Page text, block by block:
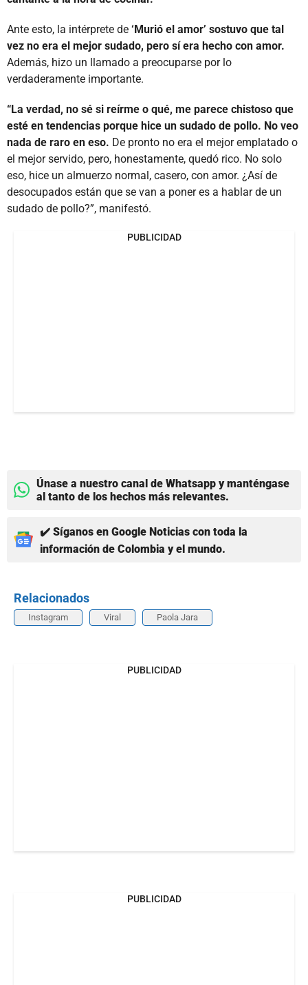
Ante esto, la intérprete de ‘Murió el amor’ sostuvo que tal
vez no era el mejor sudado, pero sí era hecho con amor.
Además, hizo un llamado a preocuparse por lo
verdaderamente importante.
“La verdad, no sé si reírme o qué, me parece chistoso que
esté en tendencias porque hice un sudado de pollo. No veo
nada de raro en eso. De pronto no era el mejor emplatado o
el mejor servido, pero, honestamente, quedó rico. No solo
eso, hice un almuerzo normal, casero, con amor. ¿Así de
desocupados están que se van a poner es a hablar de un
sudado de pollo?”, manifestó.
PUBLICIDAD
Únase a nuestro canal de Whatsapp y manténgase
al tanto de los hechos más relevantes.
✔️ Síganos en Google Noticias con toda la
información de Colombia y el mundo.
Relacionados
Instagram Viral Paola Jara
PUBLICIDAD
PUBLICIDAD